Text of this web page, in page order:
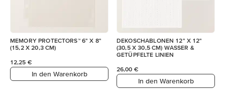
MEMORY PROTECTORS™ 6" X 8"
(15,2 X 20,3 CM)
12,25 €
In den Warenkorb
DEKOSCHABLONEN 12" X 12"
(30,5 X 30,5 CM) WASSER &
GETÜPFELTE LINIEN
26,00 €
In den Warenkorb